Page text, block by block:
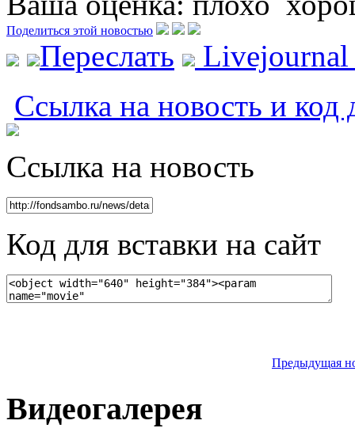
Поделиться этой новостью
Переслать
Ссылка на новость и код
Ссылка на новость
Код для вставки на сайт
Предыдущая
Видеогалерея